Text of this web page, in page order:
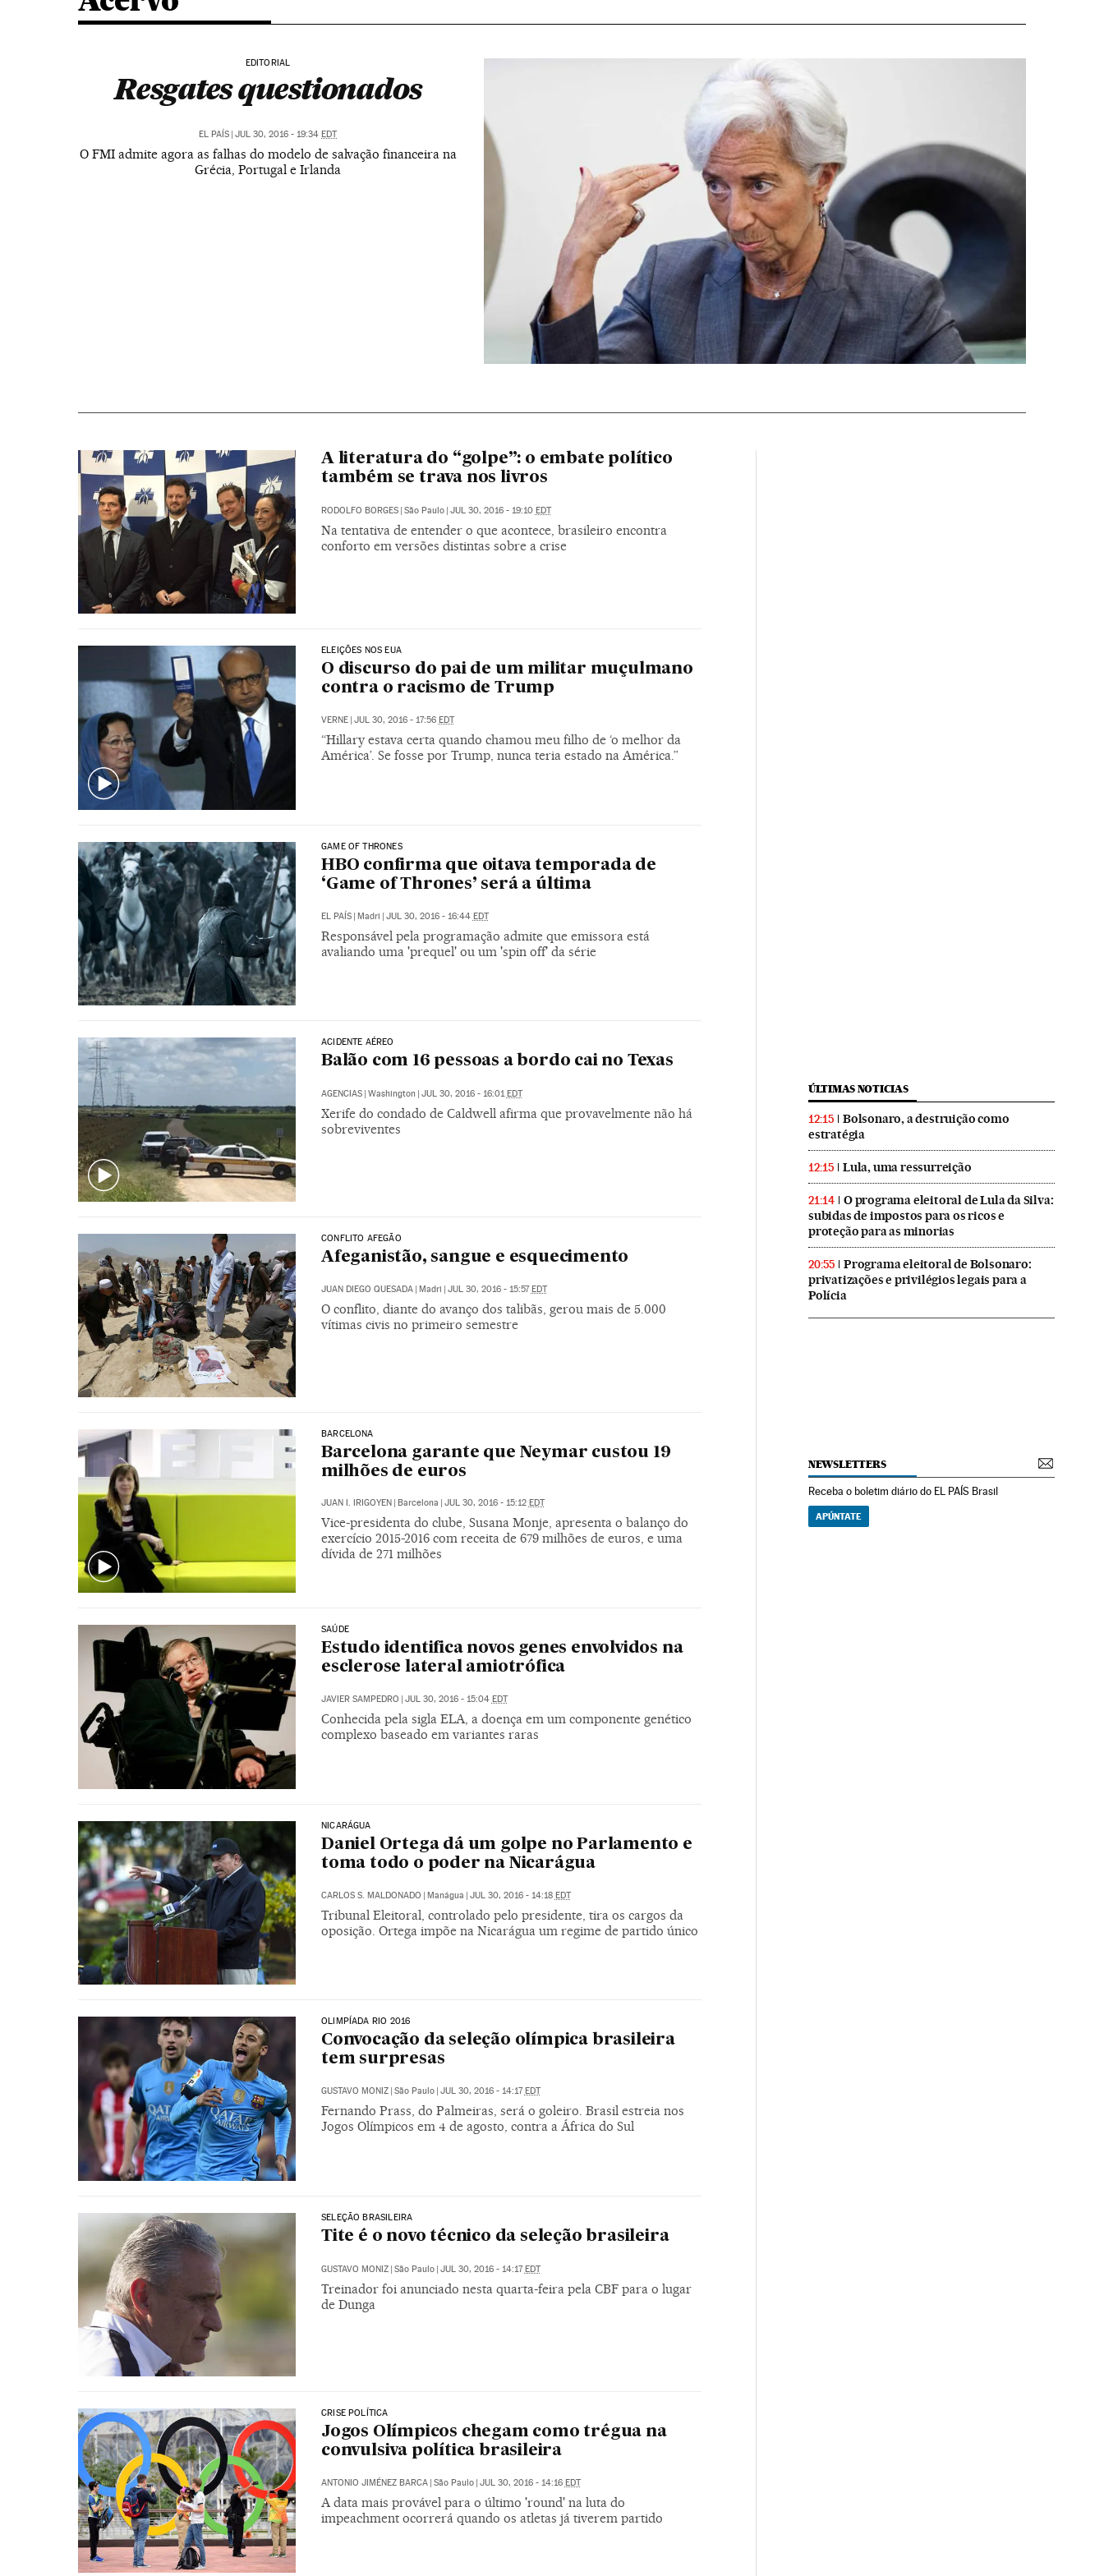
EDITORIAL
Resgates questionados
EL PAÍS | JUL 30, 2016 - 19:34EDT
O FMI admite agora as falhas do modelo de salvação financeira na
Grécia, Portugal e Irlanda
A literatura do “golpe”: o embate político
também se trava nos livros
RODOLFO BORGES | São Paulo | JUL 30, 2016 - 19:10 EDT
Na tentativa de entender o que acontece, brasileiro encontra
conforto em versões distintas sobre a crise
ELEIÇÕES NOS EUA
O discurso do pai de um militar muçulmano
contra o racismo de Trump
VERNE JUL 30, 2016 - 17:56 EDT
“Hillary estava certa quando chamou meu filho de ‘o melhor da
América’. Se fosse por Trump, nunca teria estado na América.”
GAME OF THRONES
HBO confirma que oitava temporada de
‘Game of Thrones’ será a última
EL PAÍS | Madri | JUL 30, 2016 - 16:44 EDT
Responsável pela programação admite que emissora está
avaliando uma 'prequel' ou um 'spin off' da série
ACIDENTE AÉREO
Balão com 16 pessoas a bordo cai no Texas
AGENCIAS Washington JUL 30, 2016 - 16:01 EDT
Xerife do condado de Caldwell afirma que provavelmente não há
sobreviventes
CONFLITO AFEGÃO
Afeganistão, sangue e esquecimento
JUAN DIEGO QUESADA Madri JUL 30, 2016 - 15:57 EDT
O conflito, diante do avanço dos talibãs, gerou mais de 5.000
vítimas civis no primeiro semestre
BARCELONA
Barcelona garante que Neymar custou 19
milhões de euros
JUAN I. IRIGOYEN | Barcelona | JUL 30, 2016 - 15:12 EDT
Vice-presidenta do clube, Susana Monje, apresenta o balanço do
exercício 2015-2016 com receita de 679 milhões de euros, e uma
dívida de 271 milhões
SAÚDE
Estudo identifica novos genes envolvidos na
esclerose lateral amiotrófica
JAVIER SAMPEDRO JUL 30, 2016 - 15:04 EDT
Conhecida pela sigla ELA, a doença em um componente genético
complexo baseado em variantes raras
NICARÁGUA
Daniel Ortega dá um golpe no Parlamento e
toma todo o poder na Nicarágua
CARLOS S. MALDONADO | Manágua | JUL 30, 2016 - 14:18 EDT
Tribunal Eleitoral, controlado pelo presidente, tira os cargos da
oposição. Ortega impõe na Nicarágua um regime de partido único
OLIMPÍADA RIO 2016
Convocação da seleção olímpica brasileira
tem surpresas
GUSTAVO MONIZ São Paulo JUL 30, 2016 - 14:17 EDT
Fernando Prass, do Palmeiras, será o goleiro. Brasil estreia nos
Jogos Olímpicos em 4 de agosto, contra a África do Sul
SELEÇÃO BRASILEIRA
Tite é o novo técnico da seleção brasileira
GUSTAVO MONIZ | São Paulo | JUL 30, 2016 - 14:17EDT
Treinador foi anunciado nesta quarta-feira pela CBF para o lugar
de Dunga
CRISE POLÍTICA
Jogos Olímpicos chegam como trégua na
convulsiva política brasileira
ANTONIO JIMÉNEZ BARCA | São Paulo | JUL 30, 2016 - 14:16 EDT
A data mais provável para o último 'round' na luta do
impeachment ocorrerá quando os atletas já tiverem partido
ÚLTIMAS NOTICIAS
12:15
Bolsonaro, a destruição como
estratégia
12:15 Lula, uma ressurreição
21:14
O programa eleitoral de Lula da Silva:
subidas de impostos para os ricos e
proteção para as minorias
20:55
Programa eleitoral de Bolsonaro:
privatizações e privilégios legais para a
Polícia
NEWSLETTERS
Receba o boletim diário do EL PAÍS Brasil
APÚNTATE